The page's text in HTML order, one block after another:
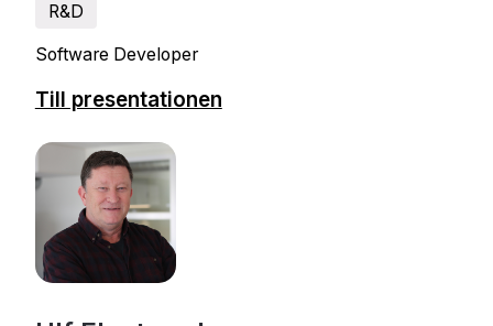
R&D
Software Developer
Till presentationen